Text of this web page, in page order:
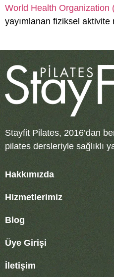
World Health Organization
yayımlanan fiziksel
Stayfit Pilates, 2016’dan
pilates dersleriyle sağlıklı
Hakkımızda
Hizmetlerimiz
Blog
Üye Girişi
İletişim